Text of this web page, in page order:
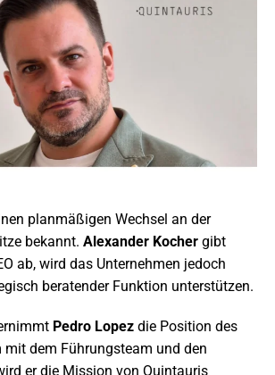
planmäßigen Wechsel an der
bekannt. Alexander Kocher gibt
ab, wird das Unternehmen jedoch
beratender Funktion unterstützen.
Pedro Lopez die Position des
mit dem Führungsteam und den
er die Mission von Quintauris